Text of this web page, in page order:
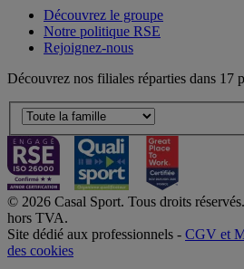
Découvrez le groupe
Notre politique RSE
Rejoignez-nous
Découvrez nos filiales réparties dans 17
© 2026 Casal Sport. Tous droits
hors TVA.
Site dédié aux professionnels - CGV et
des cookies